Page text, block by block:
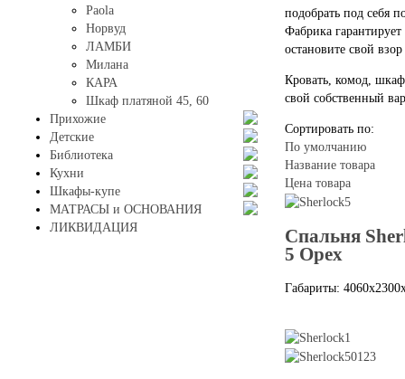
подобрать под себя
Фабрика
остановите свой
Кровать, комод, шкаф
свой собственный
Сортировать по:
По умолчанию
Название товара
Цена товара
Спальня
5 Орех
Габариты:
Paola
Норвуд
ЛАМБИ
Милана
КАРА
Шкаф платяной 45, 60
Прихожие
Детские
Библиотека
Кухни
Шкафы-купе
МАТРАСЫ и ОСНОВАНИЯ
ЛИКВИДАЦИЯ